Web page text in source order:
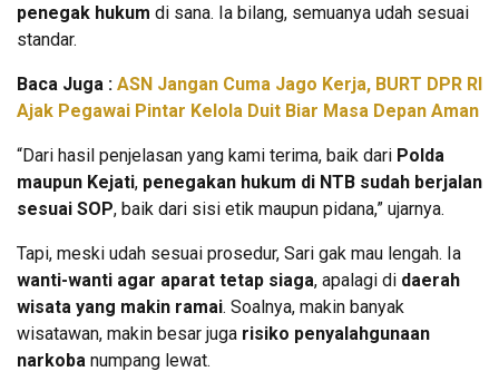
penegak hukum di sana. Ia bilang, semuanya udah sesuai
standar.
Baca Juga : ASN Jangan Cuma Jago Kerja, BURT DPR RI
Ajak Pegawai Pintar Kelola Duit Biar Masa Depan Aman
“Dari hasil penjelasan yang kami terima, baik dari Polda
maupun Kejati, penegakan hukum di NTB sudah berjalan
sesuai SOP, baik dari sisi etik maupun pidana,” ujarnya.
Tapi, meski udah sesuai prosedur, Sari gak mau lengah. Ia
wanti-wanti agar aparat tetap siaga, apalagi di daerah
wisata yang makin ramai. Soalnya, makin banyak
wisatawan, makin besar juga risiko penyalahgunaan
narkoba numpang lewat.